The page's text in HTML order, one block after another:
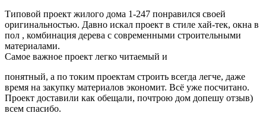
Типовой проект жилого дома 1-247 понравился своей
оригинальностью. Давно искал проект в стиле хай-тек, окна в
пол , комбинация дерева с современными строительными
материалами.
Самое важное проект легко читаемый и
понятный, а по токим проектам строить всегда легче, даже
время на закупку материалов экономит. Всё уже посчитано.
Проект доставили как обещали, почтрою дом допешу отзыв)
всем спасибо.